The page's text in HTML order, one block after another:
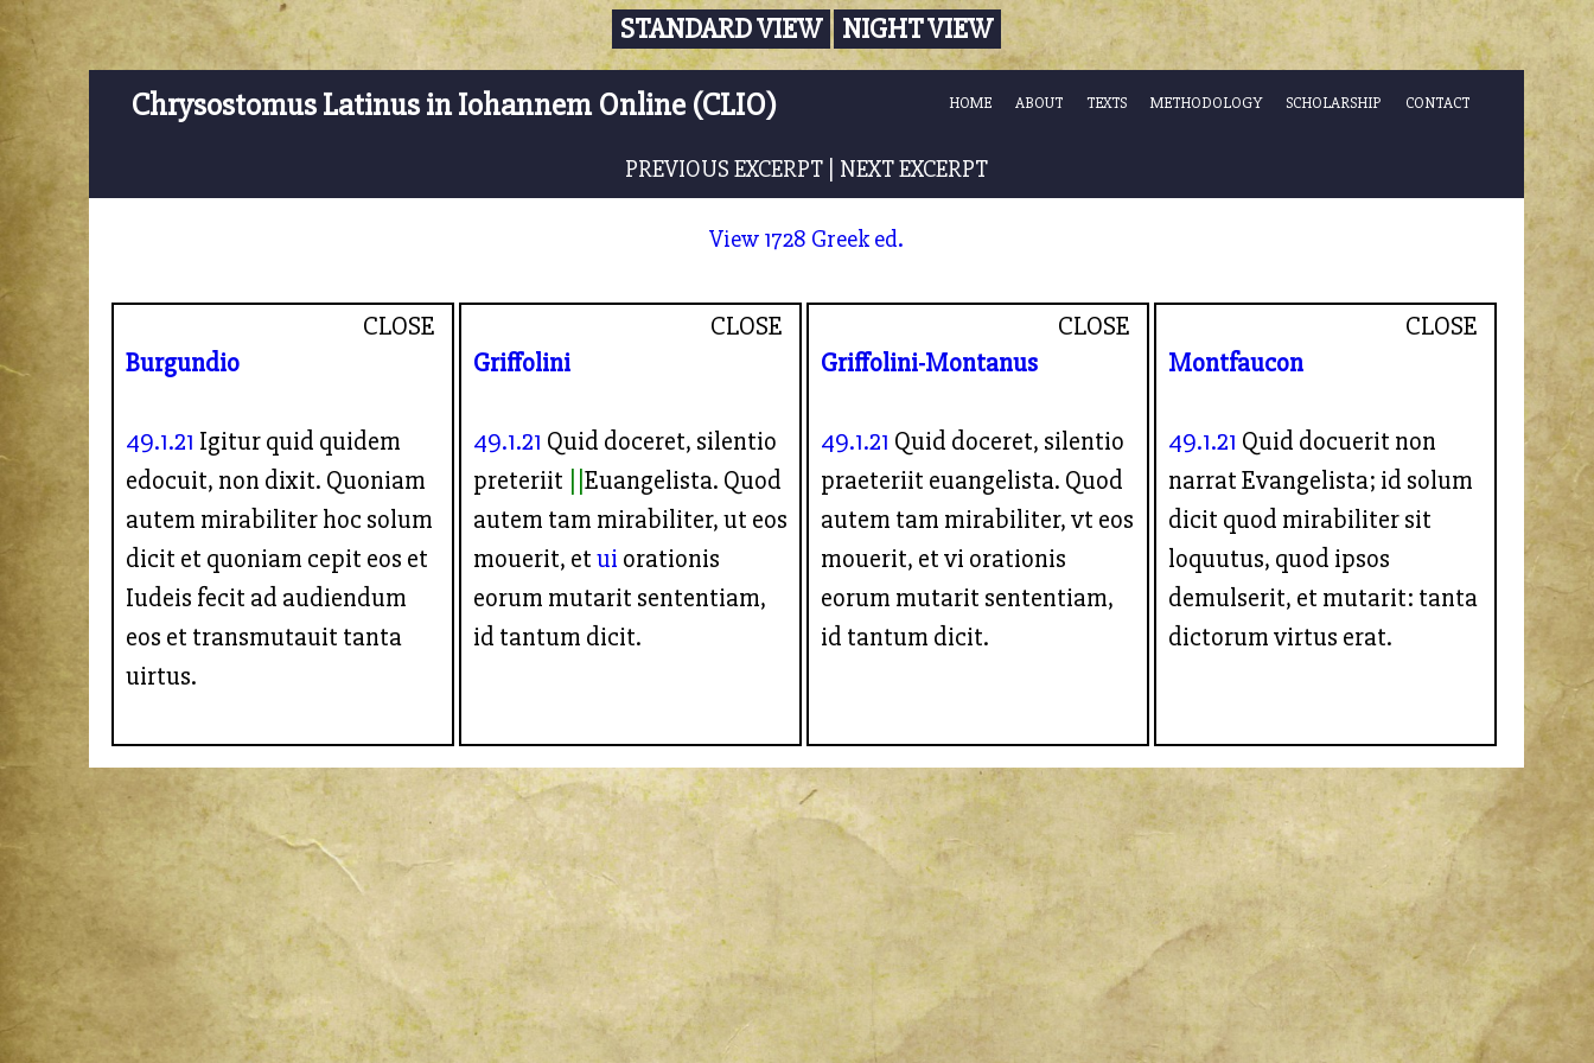
STANDARD VIEW NIGHT VIEW
Chrysostomus Latinus in Iohannem Online (CLIO) HOME ABOUT TEXTS METHODOLOGY SCHOLARSHIP CONTACT
PREVIOUS EXCERPT NEXT EXCERPT
View 1728 Greek ed.
CLOSE
Burgundio
49.1.21 Igitur quid quidem
edocuit, non dixit. Quoniam
autem mirabiliter hoc solum
dicit et quoniam cepit eos et
Iudeis fecit ad audiendum
eos et transmutauit tanta
uirtus.
CLOSE
Griffolini
49.1.21 Quid doceret, silentio
preteriit
Euangelista. Quod
autem tam mirabiliter, ut eos
mouerit, etui orationis
eorum mutarit sententiam,
id tantum dicit.
CLOSE
Griffolini-Montanus
49.1.21 Quid doceret, silentio
praeteriit euangelista. Quod
autem tam mirabiliter, vt eos
mouerit, et vi orationis
eorum mutarit sententiam,
id tantum dicit.
CLOSE
Montfaucon
49.1.21 Quid docuerit non
narrat Evangelista; id solum
dicit quod mirabiliter sit
loquutus, quod ipsos
demulserit, et mutarit: tanta
dictorum virtus erat.